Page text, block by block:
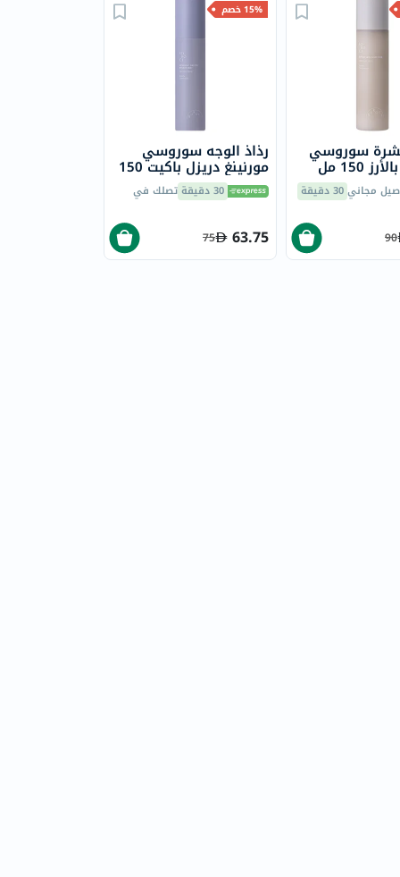
15% خصم
رذاذ الوجه سوروسي
مورنينغ دريزل باكيت 150
مل 30 دقيقة تصلك في
63.75
75
سوروسي
150 مل
مجاني30 دقيقة
90